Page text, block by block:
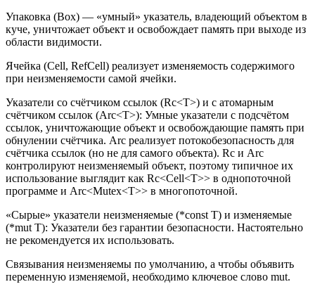
Упаковка (Box) — «умный» указатель, владеющий объектом в
куче, уничтожает объект и освобождает память при выходе из
области видимости.
Ячейка (Cell, RefCell) реализует изменяемость содержимого
при неизменяемости самой ячейки.
Указатели со счётчиком ссылок (Rc<T>) и с атомарным
счётчиком ссылок (Arc<T>): Умные указатели с подсчётом
ссылок, уничтожающие объект и освобождающие память при
обнулении счётчика. Arc реализует потокобезопасность для
счётчика ссылок (но не для самого объекта). Rc и Arc
контролируют неизменяемый объект, поэтому типичное их
использование выглядит как Rc<Cell<T>> в однопоточной
программе и Arc<Mutex<T>> в многопоточной.
«Сырые» указатели неизменяемые (*const T) и изменяемые
(*mut T): Указатели без гарантии безопасности. Настоятельно
не рекомендуется их использовать.
Связывания неизменяемы по умолчанию, а чтобы объявить
переменную изменяемой, необходимо ключевое слово mut.